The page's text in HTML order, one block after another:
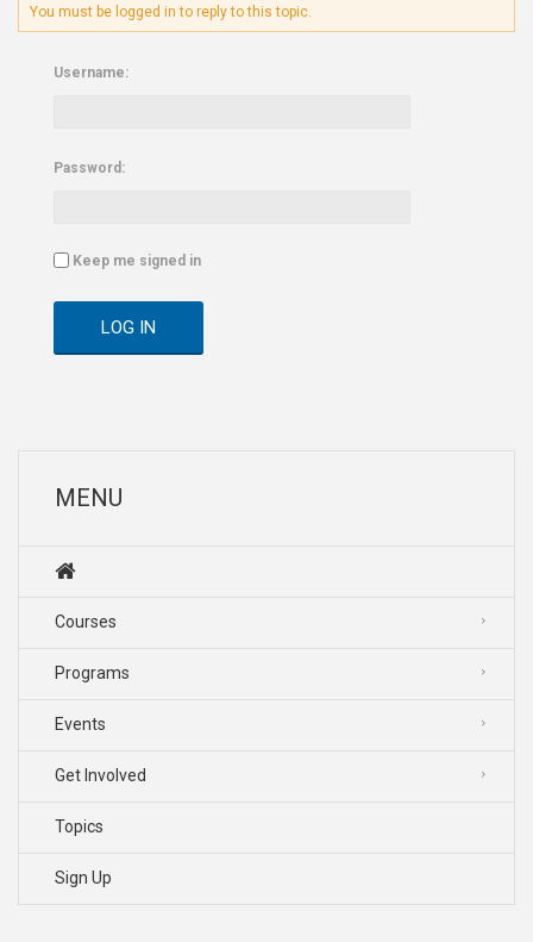
You must be logged in to reply to this topic.
Username:
Password:
Keep me signed in
LOG IN
MENU
Courses
Programs
Events
Get Involved
Topics
Sign Up